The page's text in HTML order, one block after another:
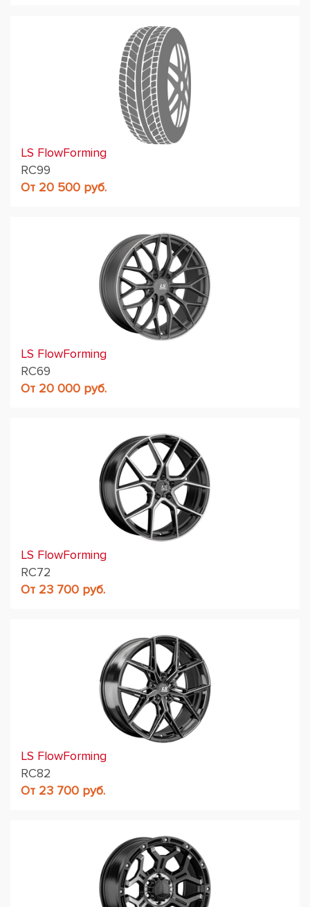
LS FlowForming
RC99
От 20 500 руб.
LS FlowForming
RC69
От 20 000 руб.
LS FlowForming
RC72
От 23 700 руб.
LS FlowForming
RC82
От 23 700 руб.